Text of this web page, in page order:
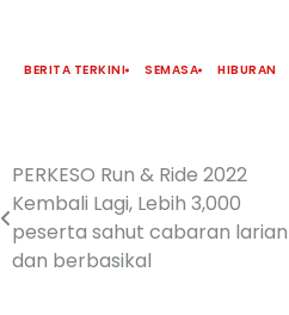
BERITA TERKINI SEMASA HIBURAN
PERKESO Run & Ride 2022
Kembali Lagi, Lebih 3,000
peserta sahut cabaran larian
dan berbasikal